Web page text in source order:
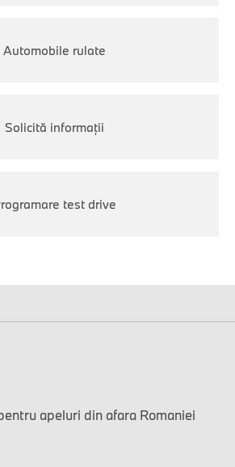
Automobile rulate
Solicită informaţii
test drive
apeluri din afara Romaniei